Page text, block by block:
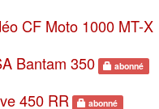
CF Moto 1000 MT-X
Bantam 350
abonné
450 RR abonné